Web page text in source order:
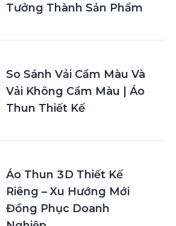
Tưởng Thành Sản Phẩm
So Sánh Vải Cầm Màu Và
Vải Không Cầm Màu | Áo
Thun Thiết Kế
Áo Thun 3D Thiết Kế
Riêng – Xu Hướng Mới
Đồng Phục Doanh